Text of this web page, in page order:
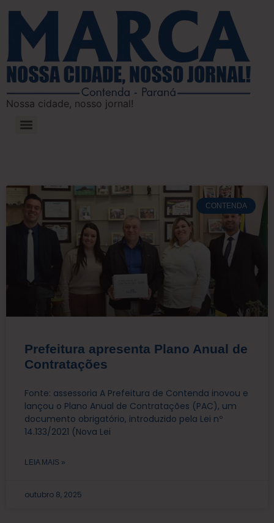
Nossa cidade, nosso jornal!
CONTENDA
Prefeitura apresenta Plano Anual de
Contratações
Fonte: assessoria A Prefeitura de Contenda inovou e
lançou o Plano Anual de Contratações (PAC), um
documento obrigatório, introduzido pela Lei nº
14.133/2021 (Nova Lei
LEIA MAIS »
outubro 8, 2025